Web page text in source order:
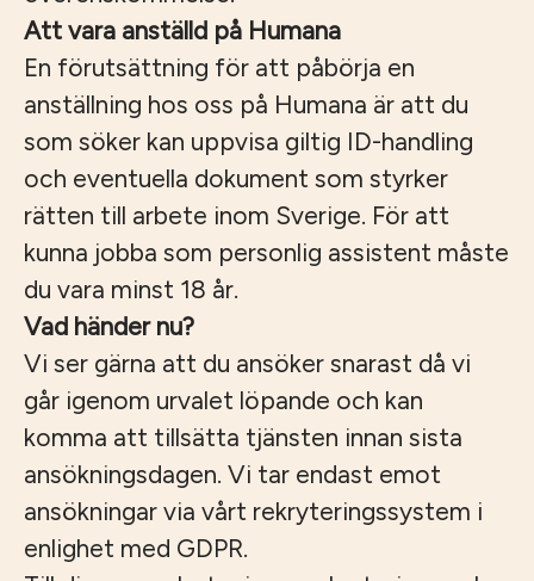
Att vara anställd på Humana
En förutsättning för att påbörja en
anställning hos oss på Humana är att du
som söker kan uppvisa giltig ID-handling
och eventuella dokument som styrker
rätten till arbete inom Sverige. För att
kunna jobba som personlig assistent måste
du vara minst 18 år.
Vad händer nu?
Vi ser gärna att du ansöker snarast då vi
går igenom urvalet löpande och kan
komma att tillsätta tjänsten innan sista
ansökningsdagen. Vi tar endast emot
ansökningar via vårt rekryteringssystem i
enlighet med GDPR.